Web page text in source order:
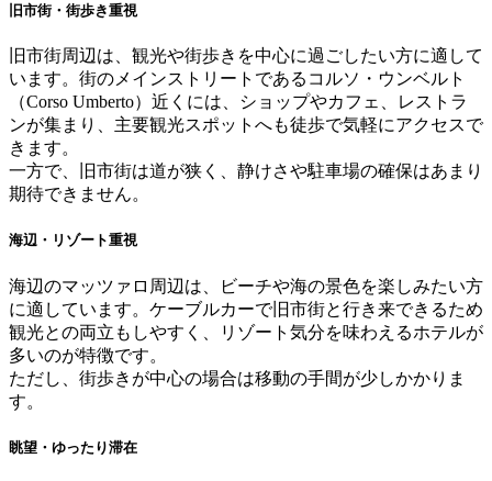
旧市街・街歩き重視
旧市街周辺は、観光や街歩きを中心に過ごしたい方に適して
います。街のメインストリートであるコルソ・ウンベルト
（Corso Umberto）近くには、ショップやカフェ、レストラ
ンが集まり、主要観光スポットへも徒歩で気軽にアクセスで
きます。
一方で、旧市街は道が狭く、静けさや駐車場の確保はあまり
期待できません。
海辺・リゾート重視
海辺のマッツァロ周辺は、ビーチや海の景色を楽しみたい方
に適しています。ケーブルカーで旧市街と行き来できるため
観光との両立もしやすく、リゾート気分を味わえるホテルが
多いのが特徴です。
ただし、街歩きが中心の場合は移動の手間が少しかかりま
す。
眺望・ゆったり滞在